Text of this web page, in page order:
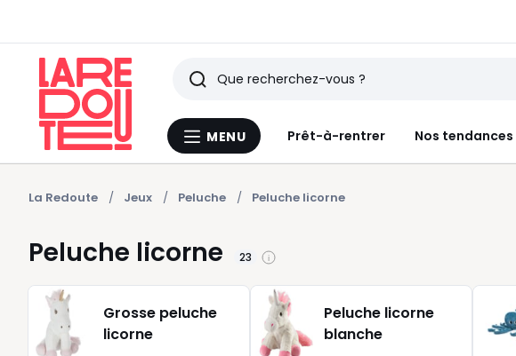
Menu
MENU Prêt-à-rentrer Nos tendances
Rechercher
Derniers
articles
vus
La Redoute Jeux Peluche Peluche licorne
Peluche licorne 23
Grosse peluche
licorne
Peluche licorne
blanche